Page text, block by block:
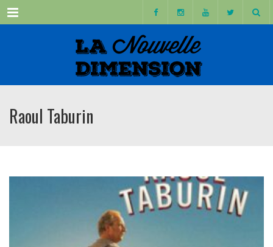
Menu
Raoul Taburin